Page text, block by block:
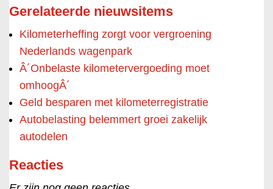
Gerelateerde nieuwsitems
Kilometerheffing zorgt voor vergroening
Nederlands wagenpark
Â´Onbelaste kilometervergoeding moet
omhoogÂ´
Geld besparen met kilometerregistratie
Autobelasting belemmert groei zakelijk
autodelen
Reacties